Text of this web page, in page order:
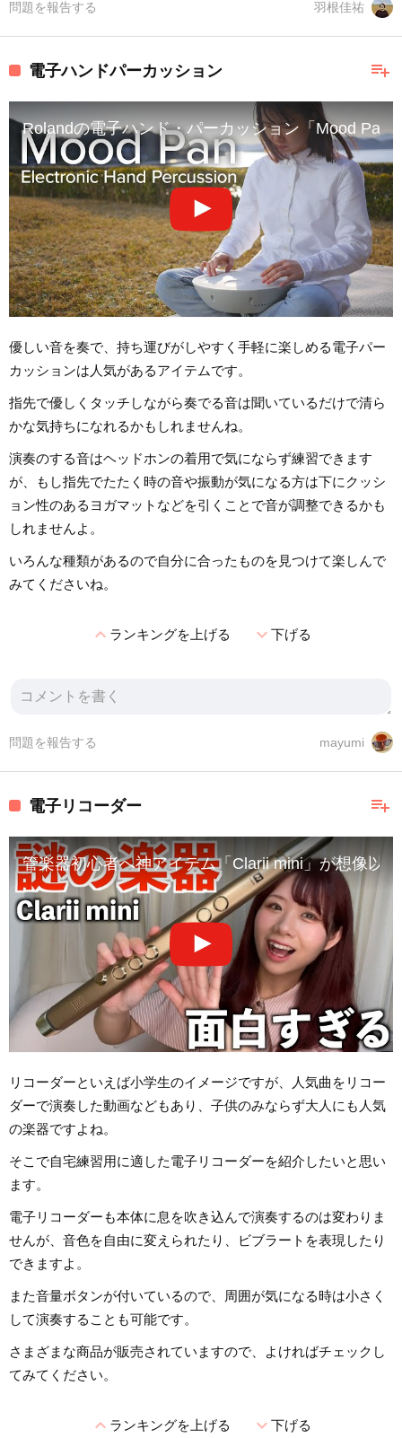
羽根佳祐
問題を報告する
playlist_add
電子ハンドパーカッション
Rolandの電子ハンド・パーカッション「Mood Pan
優しい音を奏で、持ち運びがしやすく手軽に楽しめる電子パー
カッションは人気があるアイテムです。
指先で優しくタッチしながら奏でる音は聞いているだけで清ら
かな気持ちになれるかもしれませんね。
演奏のする音はヘッドホンの着用で気にならず練習できます
が、もし指先でたたく時の音や振動が気になる方は下にクッシ
ョン性のあるヨガマットなどを引くことで音が調整できるかも
しれませんよ。
いろんな種類があるので自分に合ったものを見つけて楽しんで
みてくださいね。
expand_lessランキングを上げる expand_more下げる
mayumi
問題を報告する
playlist_add
電子リコーダー
管楽器初心者へ神アイテム「Clarii mini」が想像以
リコーダーといえば小学生のイメージですが、人気曲をリコー
ダーで演奏した動画などもあり、子供のみならず大人にも人気
の楽器ですよね。
そこで自宅練習用に適した電子リコーダーを紹介したいと思い
ます。
電子リコーダーも本体に息を吹き込んで演奏するのは変わりま
せんが、音色を自由に変えられたり、ビブラートを表現したり
できますよ。
また音量ボタンが付いているので、周囲が気になる時は小さく
して演奏することも可能です。
さまざまな商品が販売されていますので、よければチェックし
てみてください。
expand_lessランキングを上げる expand_more下げる